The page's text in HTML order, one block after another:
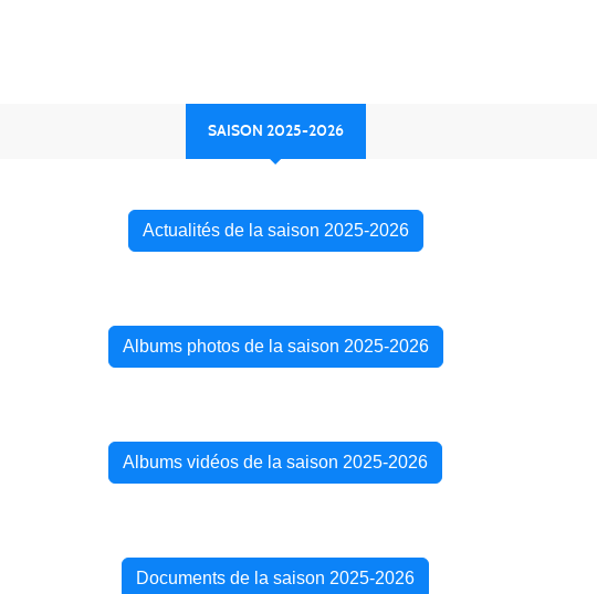
SAISON 2025-2026
Actualités de la saison 2025-2026
Albums photos de la saison 2025-2026
Albums vidéos de la saison 2025-2026
Documents de la saison 2025-2026